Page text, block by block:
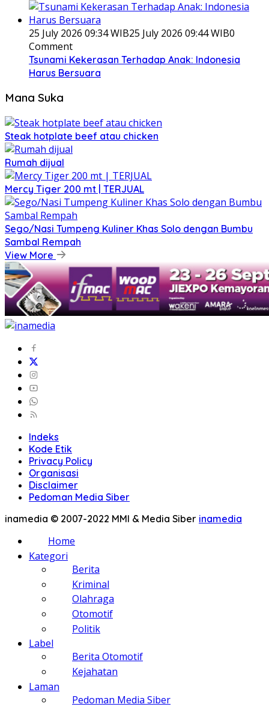
25 July 2026 09:34 WIB25 July 2026 09:44 WIB0
Comment
Tsunami Kekerasan Terhadap Anak: Indonesia
Harus Bersuara
Mana Suka
Steak hotplate beef atau chicken
Rumah dijual
Mercy Tiger 200 mt | TERJUAL
Sego/Nasi Tumpeng Kuliner Khas Solo dengan Bumbu
Sambal Rempah
View More
Indeks
Kode Etik
Privacy Policy
Organisasi
Disclaimer
Pedoman Media Siber
inamedia © 2007-2022 MMI & Media Siber inamedia
Home
Kategori
Berita
Kriminal
Olahraga
Otomotif
Politik
Label
Berita Otomotif
Kejahatan
Laman
Pedoman Media Siber